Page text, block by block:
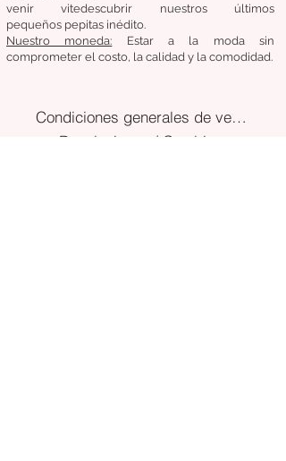
venir vitedescubrir nuestros últimos
pequeños pepitas inédito.
Nuestro moneda:
Estar a la moda sin
comprometer el costo, la calidad y la comodidad.
Condiciones generales de venta
Devoluciones / Cambios